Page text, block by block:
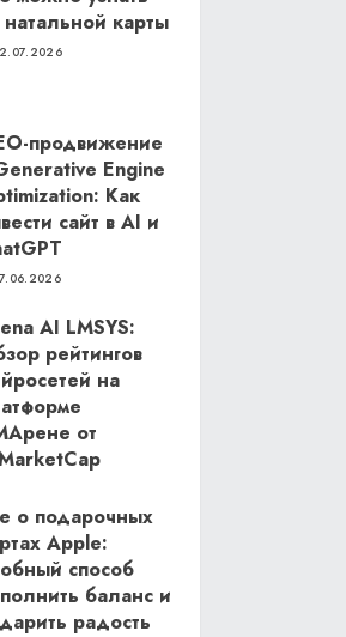
натальной карты
продвижение
Engine
Как
сайт в AI и
AI LMSYS:
рейтингов
на
от
о подарочных
Apple:
способ
баланс и
радость